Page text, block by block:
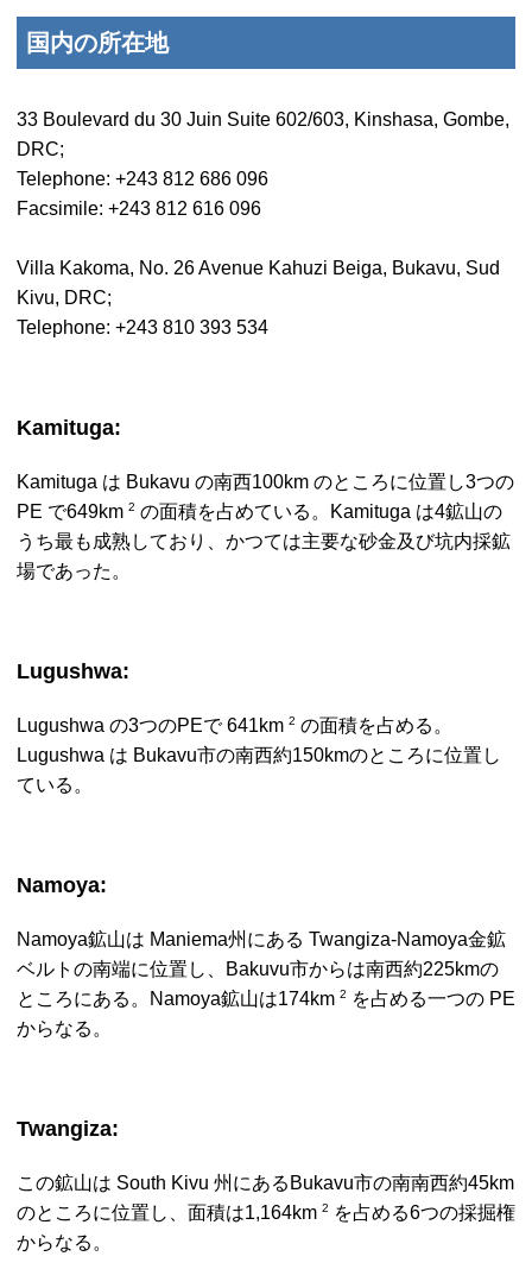
国内の所在地
33 Boulevard du 30 Juin Suite 602/603, Kinshasa, Gombe,
DRC;
Telephone: +243 812 686 096
Facsimile: +243 812 616 096
Villa Kakoma, No. 26 Avenue Kahuzi Beiga, Bukavu, Sud
Kivu, DRC;
Telephone: +243 810 393 534
Kamituga:
Kamituga は Bukavu の南西100km のところに位置し3つの
PE で649km 2 の面積を占めている。 Kamituga は4鉱山の
うち最も成熟しており、かつては主要な砂金及び坑内採鉱
場であった。
Lugushwa:
Lugushwa の3つのPEで 641km 2 の面積を占める。
Lugushwa は Bukavu市の南西約150kmのところに位置し
ている。
Namoya:
Namoya鉱山は Maniema州にある Twangiza-Namoya金鉱
ベルトの南端に位置し、
Bakuvu市からは南西約225kmの
ところにある。
Namoya鉱山は174km 2 を占める一つの PE
からなる。
Twangiza:
この鉱山は South Kivu 州にある Bukavu市の南南西約45km
のところに位置し、面積は1,164km 2
を占める6つの採掘権
からなる。